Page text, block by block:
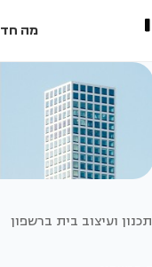
מה
תכנון ועיצוב בית ברשפון